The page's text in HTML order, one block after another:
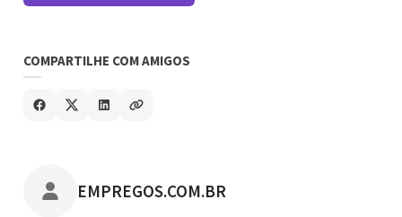
COMPARTILHE COM AMIGOS
POSTADO POR
EMPREGOS.COM.BR